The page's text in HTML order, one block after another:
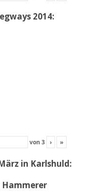
2014:
von 3 › »
in Karlshuld:
Hammerer